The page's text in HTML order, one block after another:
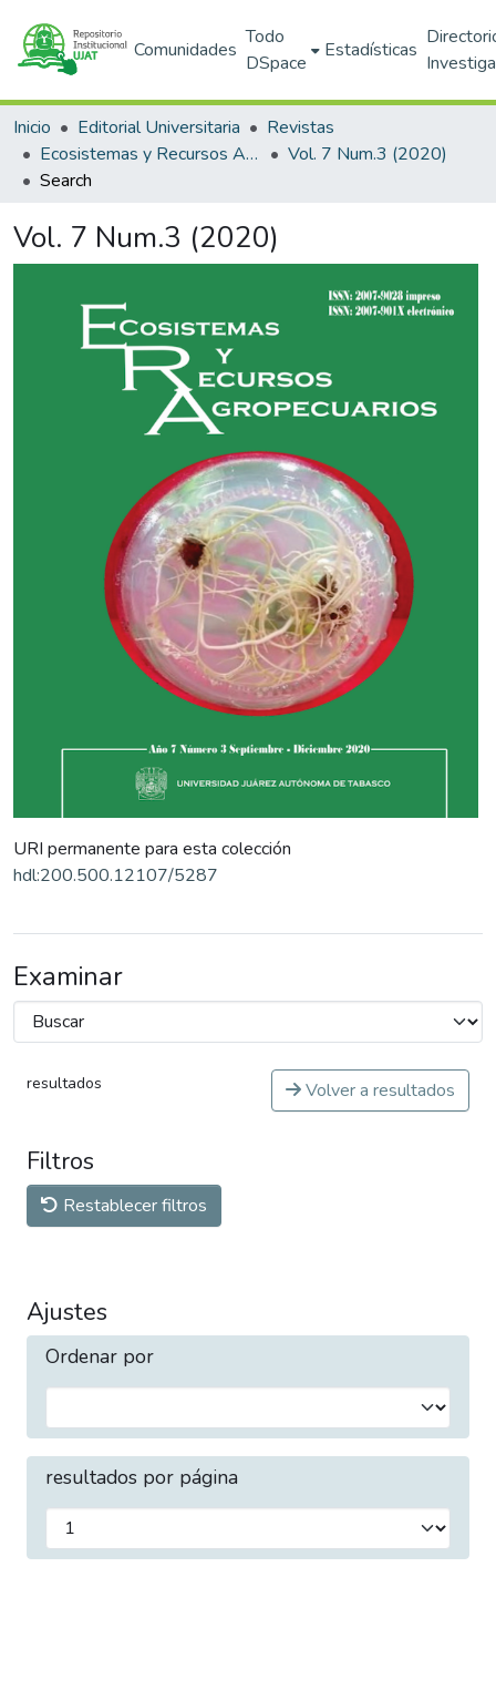
Comunidades
Todo
DSpace
Estadísticas
Inicio Editorial Universitaria
Revistas
Ecosistemas y Recursos Agropecuarios
Vol. 7 Num.3 (2020)
Search
Vol. 7 Num.3 (2020)
URI permanente para esta colección
hdl:200.500.12107/5287
Examinar
resultados Volver a resultados
Filtros
Restablecer filtros
Ajustes
Ordenar por
resultados por página